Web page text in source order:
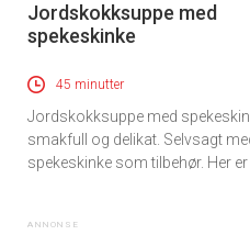
Jordskokksuppe med
spekeskinke
45 minutter
Jordskokksuppe med
smakfull og delikat. Selvsagt
spekeskinke som tilbehør. Her